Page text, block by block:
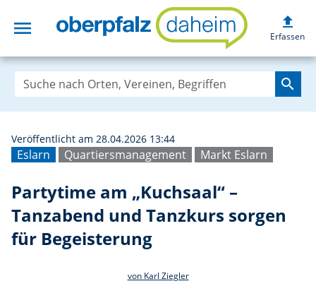
menu Partytime am
upload
Erfassen
search
Eslarn Quartiersmanagement Markt Eslarn
Veröffentlicht am 28.04.2026 13:44
Partytime am „Kuchsaal“ –
Tanzabend und Tanzkurs sorgen
für Begeisterung
von Karl Ziegler